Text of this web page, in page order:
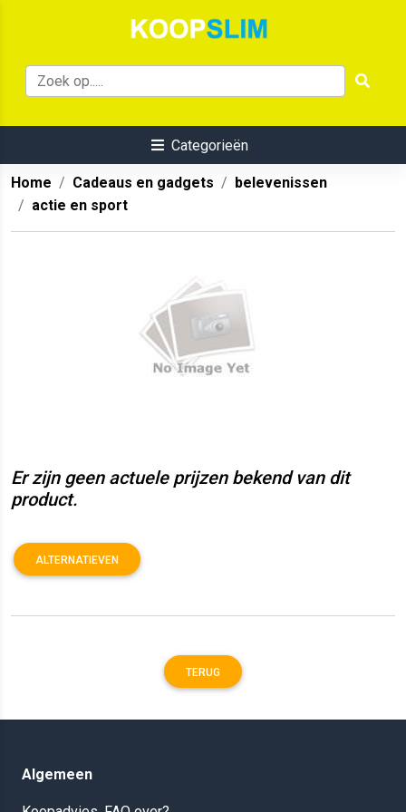
Categorieën
Home Cadeaus en gadgets
belevenissen
actie en sport
Er zijn geen actuele prijzen bekend van dit
product.
ALTERNATIEVEN
TERUG
Algemeen